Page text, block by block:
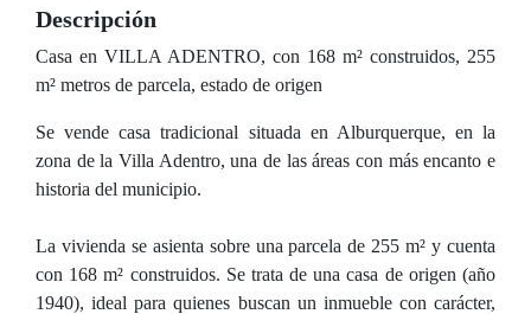
Descripción
Casa en VILLA ADENTRO, con 168 m² construidos, 255
m² metros de parcela, estado de origen
Se vende casa tradicional situada en Alburquerque, en la
zona de la Villa Adentro, una de las áreas con más encanto e
historia del municipio.
La vivienda se asienta sobre una parcela de 255 m² y cuenta
con 168 m² construidos. Se trata de una casa de origen (año
1940), ideal para quienes buscan un inmueble con carácter,